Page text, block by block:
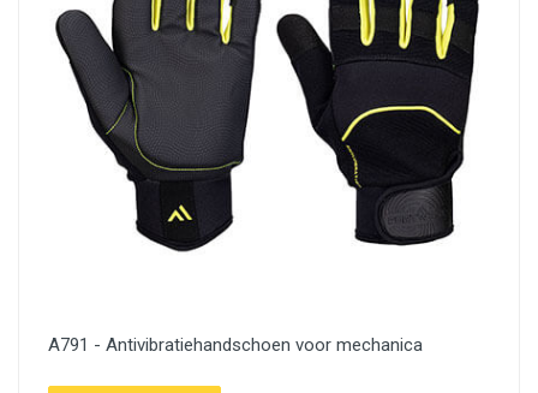
A791 - Antivibratiehandschoen voor mechanica